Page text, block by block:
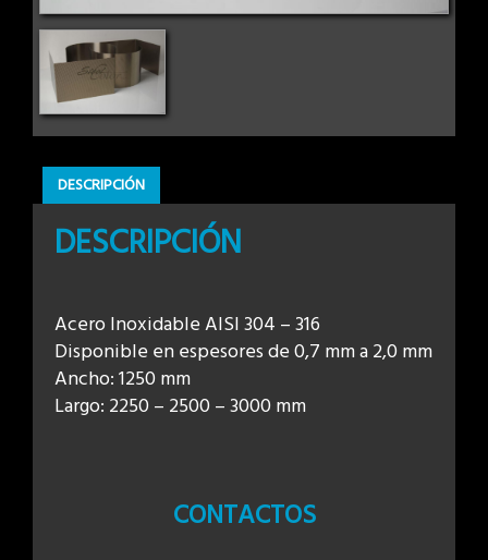
DESCRIPCIÓN
DESCRIPCIÓN
Acero Inoxidable AISI 304 – 316
Disponible en espesores de 0,7 mm a 2,0 mm
Ancho: 1250 mm
Largo: 2250 – 2500 – 3000 mm
CONTACTOS